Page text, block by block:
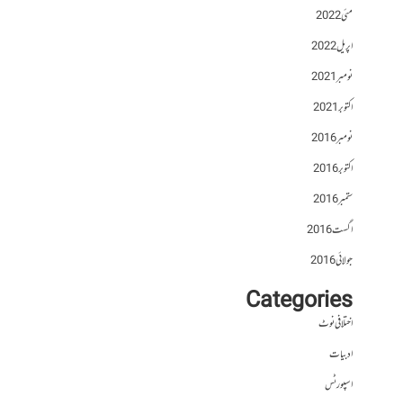
مئی 2022
اپریل 2022
نومبر 2021
اکتوبر 2021
نومبر 2016
اکتوبر 2016
ستمبر 2016
اگست 2016
جولائی 2016
Categories
اختلافی نوٹ
ادبیات
اسپورٹس